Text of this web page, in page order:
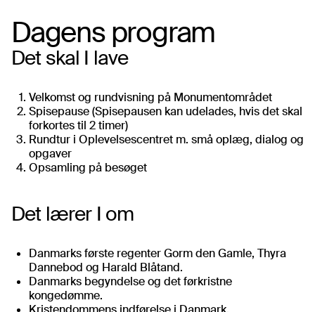
Dagens program
Det skal I lave
Velkomst og rundvisning på Monumentområdet
Spisepause (Spisepausen kan udelades, hvis det skal
forkortes til 2 timer)
Rundtur i Oplevelsescentret m. små oplæg, dialog og
opgaver
Opsamling på besøget
Det lærer I om
Danmarks første regenter Gorm den Gamle, Thyra
Dannebod og Harald Blåtand.
Danmarks begyndelse og det førkristne
kongedømme.